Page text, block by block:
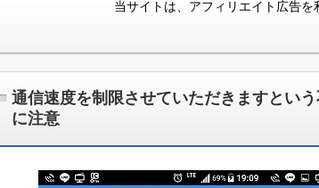
当サイトは、アフィリエイト広告を
通信速度を制限させていただきますとい
に注意